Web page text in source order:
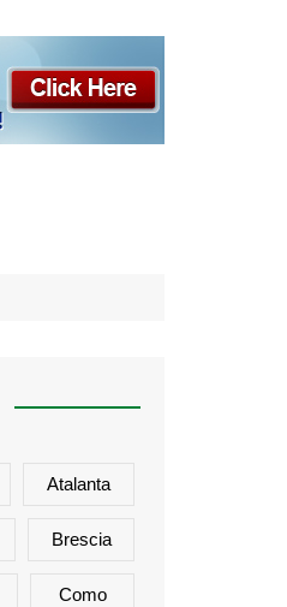
Atalanta
Brescia
Como